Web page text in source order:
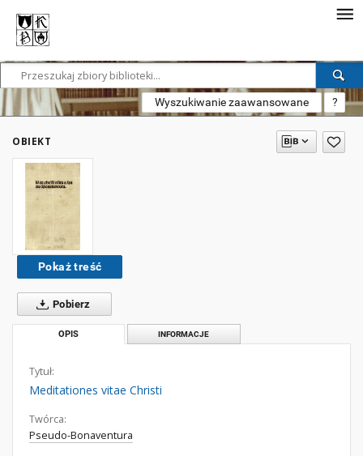
Wyszukiwanie zaawansowane ?
OBIEKT
Pokaż treść
Pobierz
OPIS INFORMACJE
Tytuł:
Meditationes vitae Christi
Twórca:
Pseudo-Bonaventura